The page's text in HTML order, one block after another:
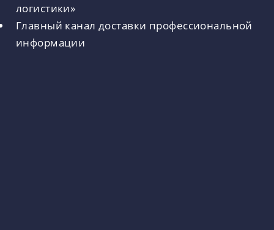
логистики»
Главный канал доставки профессиональной
информации